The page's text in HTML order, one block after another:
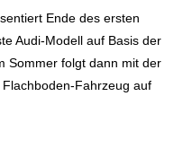
Ende des ersten
Audi-Modell auf Basisder
Sommer folgt dann mit der
Fahrzeug auf